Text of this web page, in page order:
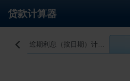
贷款计算器
